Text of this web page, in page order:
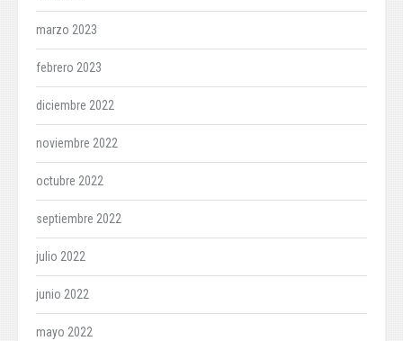
marzo 2023
febrero 2023
diciembre 2022
noviembre 2022
octubre 2022
septiembre 2022
julio 2022
junio 2022
mayo 2022